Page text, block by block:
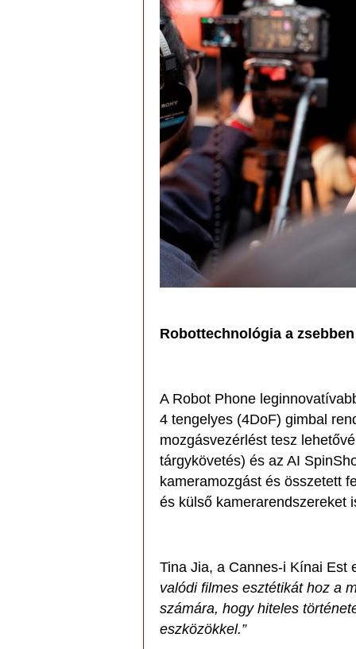
Robottechnológia a zsebben
A Robot Phone
4 tengelyes (4DoF) gimbal
mozgásvezérlést tesz
tárgykövetés) és az AI
kameramozgást és összetett
és külső kamerarendszereket
Tina Jia, a Cannes-i Kínai Est
valódi filmes esztétikát hoz a
számára, hogy hiteles
eszközökkel.”